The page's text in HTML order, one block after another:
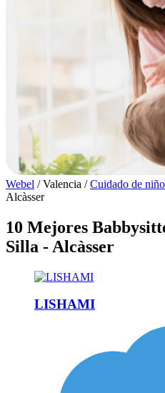
Webel / Valencia / Cuidado de
Alcàsser
10 Mejores
Silla - Alcàsser
LISHAMI